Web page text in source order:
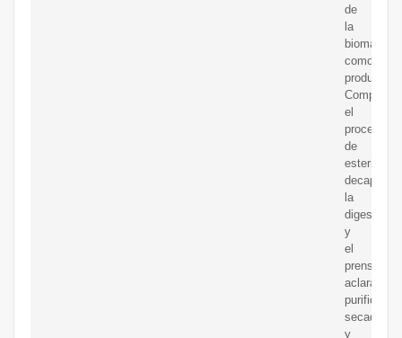
de
la
biomasa
como
producto.
el
proceso
de
decapado,
la
digestión
y
el
prensado,
secado
y